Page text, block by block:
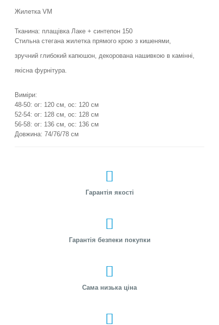
Жилетка VM
Тканина: плащівка Лаке + синтепон 150
Стильна стегана жилетка прямого крою з кишенями,
зручний глибокий капюшон, декорована нашивкою в камінні,
якісна фурнітура.
Виміри:
48-50: ог: 120 см, ос: 120 см
52-54: ог: 128 см, ос: 128 см
56-58: ог: 136 см, ос: 136 см
Довжина: 74/76/78 см
Гарантія якості
Гарантія безпеки покупки
Сама низька ціна